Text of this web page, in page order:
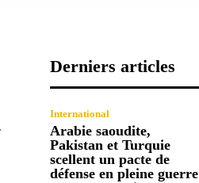
Derniers articles
International
Arabie saoudite,
Pakistan et Turquie
scellent un pacte de
défense en pleine guerre